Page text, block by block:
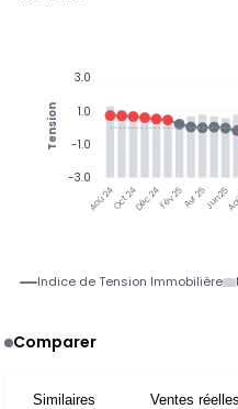
Aoû 24Oct 24Déc 24Fév 25Avr 25Jun 25
3.0
1.0
-1.0
-3.0
Tension
Indice de Tension Immobilière
Comparer
Similaires Ventes réelles